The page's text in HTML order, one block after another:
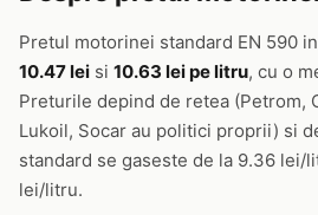
Pretul motorinei standard EN 590
10.47 lei si 10.63 lei pe litru, cu o
Preturile depind de retea (Petrom,
Lukoil, Socar au politici proprii) si
standard se gaseste de la 9.36 lei/
lei/litru.